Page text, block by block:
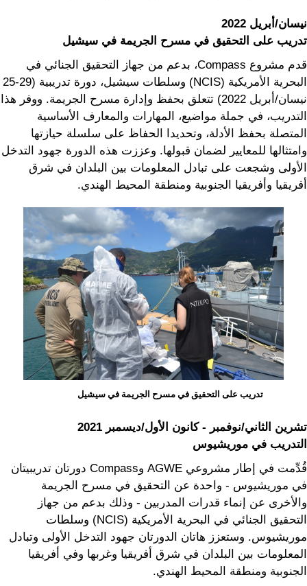
نيسان/أبريل 2022
تدريب على التحقيق في مسرح الجريمة في سيشيل
قدم مشروع Compass، بدعم من جهاز التحقيق الجنائي في
البحرية الأمريكية (NCIS) وسلطات سيشيل، دورة تدريبية (29-25
نيسان/أبريل 2022) تتعلق بحفظ وإدارة مسرح الجريمة. ووفر هذا
التدريب، في جملة مواضيع، المهارات والمعارف الأساسية
المتصلة بحفظ الأدلة، وتحديدا الحفاظ على سلسلة حيازتها
وامتثالها للمعايير لضمان قبولها. وعززت هذه الدورة جهود التدخل
الأولى وشجعت على تبادل المعلومات بين البلدان في شرق
أفريقيا وأفريقيا الجنوبية ومنطقة المحيط الهندي.
تدريب على التحقيق في مسرح الجريمة في سيشيل
تشرين الثاني/نوفمبر - كانون الأول/ديسمبر 2021
التدريب في موريشيوس
قُدِّمت في إطار مشروعي AGWE وCompass دورتان تدريبيتان
في موريشيوس - واحدة عن التحقيق في مسرح الجريمة
والأخرى عن إنماء قدرات المدربين - وذلك بدعم من جهاز
التحقيق الجنائي في البحرية الأمريكية (NCIS) وسلطات
موريشيوس. وستعزز هاتان الدورتان جهود التدخل الأولى وتبادل
المعلومات بين البلدان في شرق أفريقيا وغربها وفي أفريقيا
الجنوبية ومنطقة المحيط الهندي.